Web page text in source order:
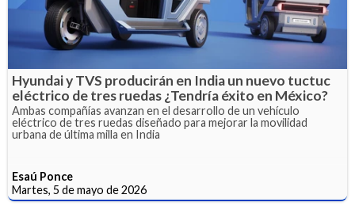
Hyundai y TVS producirán en India un nuevo tuctuc
eléctrico de tres ruedas ¿Tendría éxito en México?
Ambas compañías avanzan en el desarrollo de un vehículo
eléctrico de tres ruedas diseñado para mejorar la movilidad
urbana de última milla en India
Esaú Ponce
Martes, 5 de mayo de 2026